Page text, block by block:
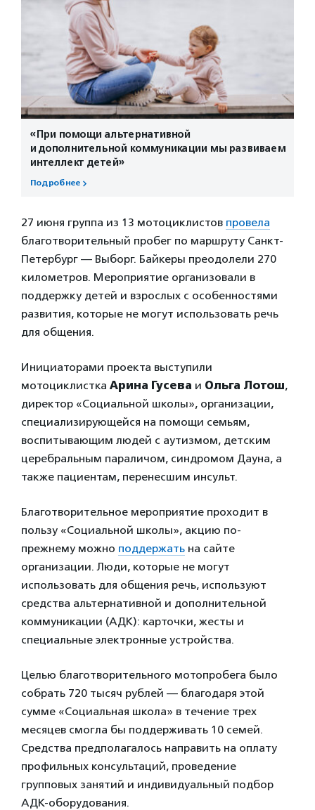
«При помощи альтернативной
и дополнительной коммуникации мы развиваем
интеллект детей»
Подробнее
27 июня группа из 13 мотоциклистов провела
благотворительный пробег по маршруту Санкт-
Петербург — Выборг. Байкеры преодолели 270
километров. Мероприятие организовали в
поддержку детей и взрослых с особенностями
развития, которые не могут использовать речь
для общения.
Инициаторами проекта выступили
мотоциклистка Арина Гусева и Ольга Лотош,
директор «Социальной школы», организации,
специализирующейся на помощи семьям,
воспитывающим людей с аутизмом, детским
церебральным параличом, синдромом Дауна, а
также пациентам, перенесшим инсульт.
Благотворительное мероприятие проходит в
пользу «Социальной школы», акцию по-
прежнему можно поддержать на сайте
организации. Люди, которые не могут
использовать для общения речь, используют
средства альтернативной и дополнительной
коммуникации (АДК): карточки, жесты и
специальные электронные устройства.
Целью благотворительного мотопробега было
собрать 720 тысяч рублей — благодаря этой
сумме «Социальная школа» в течение трех
месяцев смогла бы поддерживать 10 семей.
Средства предполагалось направить на оплату
профильных консультаций, проведение
групповых занятий и индивидуальный подбор
АДК-оборудования.